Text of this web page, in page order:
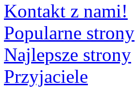
Kontakt z nami!
Popularne strony
Najlepsze strony
Przyjaciele